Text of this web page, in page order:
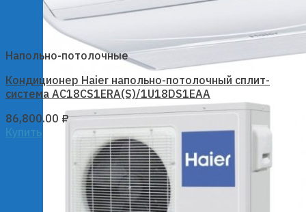
Напольно-потолочные
Кондиционер Haier напольно-потолочный сплит-
система AC18CS1ERA(S)/1U18DS1EAA
86,800.00 ₽
Купить